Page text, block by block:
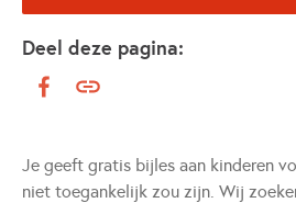
Deel deze pagina:
Je geeft gratis bijles aan kinderen
niet toegankelijk zou zijn. Wij